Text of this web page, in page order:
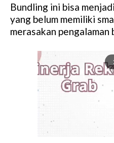
Bundling ini bisa
yang belum memiliki
merasakan